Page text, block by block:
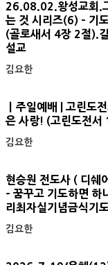
26.08.02.왕성교회.
는 것 시리즈(6) - 기
(골로새서 4장 2절).
설교
김요한
ㅣ주일예배 | 고린도
은 사랑! (고린도전
김요한
현승원 전도사 ( 디쉐
- 꿈꾸고 기도하면 하
리최자실기념금식기
김요한